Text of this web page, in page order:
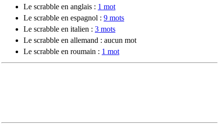
Le scrabble en anglais : 1 mot
Le scrabble en espagnol : 9 mots
Le scrabble en italien : 3 mots
Le scrabble en allemand : aucun mot
Le scrabble en roumain : 1 mot